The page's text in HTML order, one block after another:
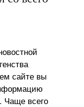
сайте вы
Чаще всего